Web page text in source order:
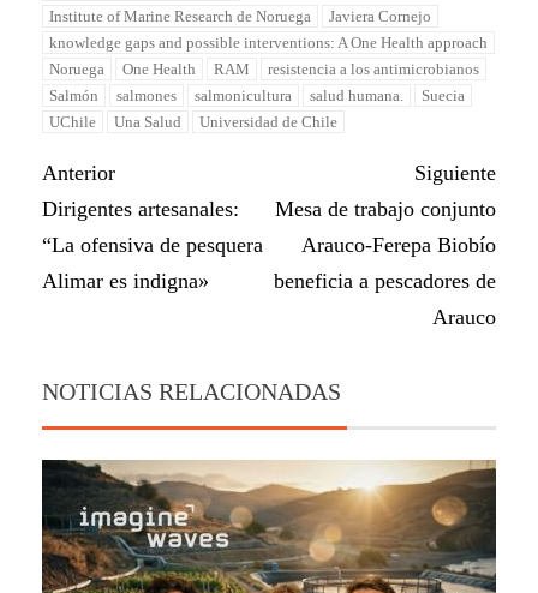
Institute of Marine Research de Noruega
Javiera Cornejo
knowledge gaps and possible interventions: A One Health approach
Noruega
One Health RAM
resistencia a los antimicrobianos
Salmón
salmones salmonicultura salud humana.
Suecia
UChile
Una Salud Universidad de Chile
Anterior
Dirigentes artesanales:
“La ofensiva de pesquera
Alimar es indigna»
Siguiente
Mesa de trabajo conjunto
Arauco-Ferepa Biobío
beneficia a pescadores de
Arauco
NOTICIAS RELACIONADAS